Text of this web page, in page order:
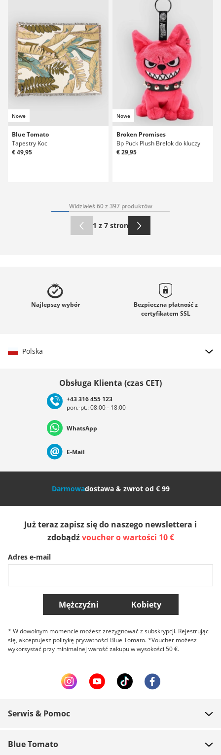
Nowe
Blue Tomato
Tapestry Koc
€ 49,95
Nowe
Broken Promises
Bp Puck Plush Brelok do kluczy
€ 29,95
Widziałeś 60 z 397 produktów
1 z 7 stron
Najlepszywybór
Bezpieczna płatność z
certyfikatem SSL
Polska
Deutschland Österreich
Nederland Italia (Italiano) Italien (Deutsch)
Slovenija België (Nederlands)
Belgique (Français) Danmark Norge
Więcej krajów
Obsługa Klienta (czas CET)
+43 316 455 123
pon.-pt.: 08:00 - 18:00
WhatsApp
E-Mail
Darmowadostawa & zwrot od € 99
Już teraz zapisz się do naszego newslettera i
zdobądźvoucher o wartości 10 €
Adres e-mail
Mężczyźni Kobiety
* W dowolnym momencie możesz zrezygnować z subskrypcji. Rejestrując
się, akceptujesz politykę prywatności Blue Tomato. *Voucher możesz
wykorsystać przy minimalnej warość zakupu w wysokości 50 €.
Serwis & Pomoc
Blue Tomato